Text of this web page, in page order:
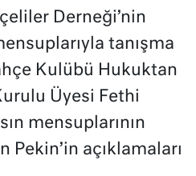
Derneği’nin
tanışma
Kulübü Hukuktan
Üyesi Fethi
mensuplarının
Pekin’in açıklamaları